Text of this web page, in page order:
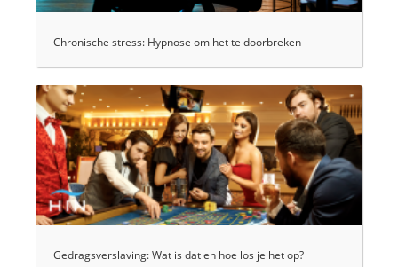
Chronische stress: Hypnose om het te doorbreken
Gedragsverslaving: Wat is dat en hoe los je het op?